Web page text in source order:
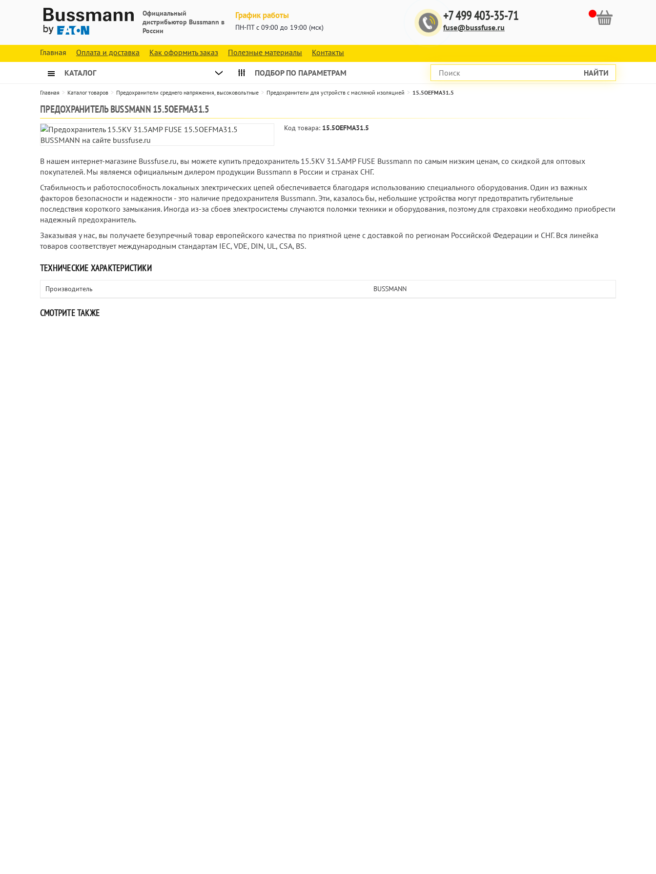
Официальный
дистрибьютор Bussmann в
России
График работы
ПН-ПТ с 09:00 до 19:00 (мск)
+7 499 403-35-71
fuse@bussfuse.ru
Главная Оплата и доставка Как оформить заказ Полезные материалы Контакты
КАТАЛОГ ПОДБОР ПО ПАРАМЕТРАМ НАЙТИ
Главная Каталог товаров Предохранители среднего напряжения, высоковольтные Предохранители для устройств с масляной изоляцией 15.5OEFMA31.5
ПРЕДОХРАНИТЕЛЬ BUSSMANN 15.5OEFMA31.5
Код товара: 15.5OEFMA31.5
В нашем интернет-магазине Bussfuse.ru, вы можете купить предохранитель 15.5KV 31.5AMP FUSE Bussmann по самым низким ценам, со скидкой для оптовых
покупателей. Мы являемся официальным дилером продукции Bussmann в России и странах СНГ.
Стабильность и работоспособность локальных электрических цепей обеспечивается благодаря использованию специального оборудования. Один из важных
факторов безопасности и надежности - это наличие предохранителя Bussmann. Эти, казалось бы, небольшие устройства могут предотвратить губительные
последствия короткого замыкания. Иногда из-за сбоев электросистемы случаются поломки техники и оборудования, поэтому для страховки необходимо приобрести
надежный предохранитель.
Заказывая у нас, вы получаете безупречный товар европейского качества по приятной цене с доставкой по регионам Российской Федерации и СНГ. Вся линейка
товаров соответствует международным стандартам IEC, VDE, DIN, UL, CSA, BS.
ТЕХНИЧЕСКИЕ ХАРАКТЕРИСТИКИ
Производитель BUSSMANN
СМОТРИТЕ ТАКЖЕ